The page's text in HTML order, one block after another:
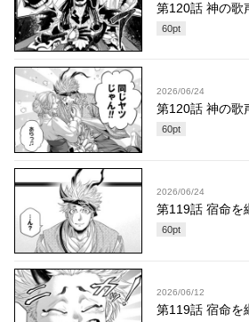
第120話 神の歌
60pt
2026/06/24
第120話 神の歌
60pt
2026/06/24
第119話 宿命を
60pt
2026/06/12
第119話 宿命を